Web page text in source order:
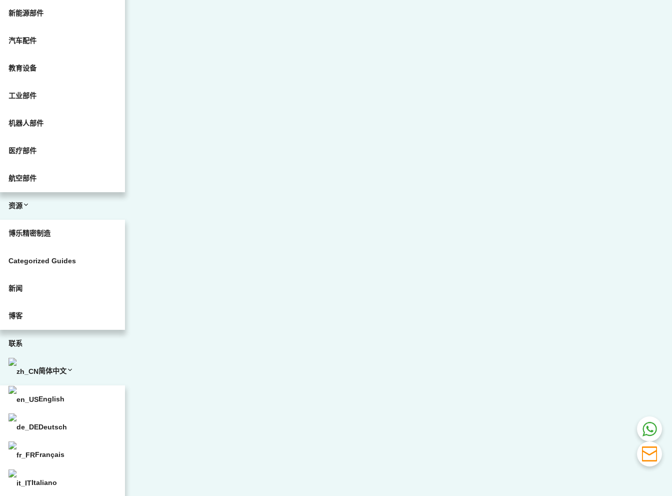
新能源部件
汽车配件
教育设备
工业部件
机器人部件
医疗部件
航空部件
资源
博乐精密制造
Categorized Guides
新闻
博客
联系
简体中文
English
Deutsch
Français
Italiano